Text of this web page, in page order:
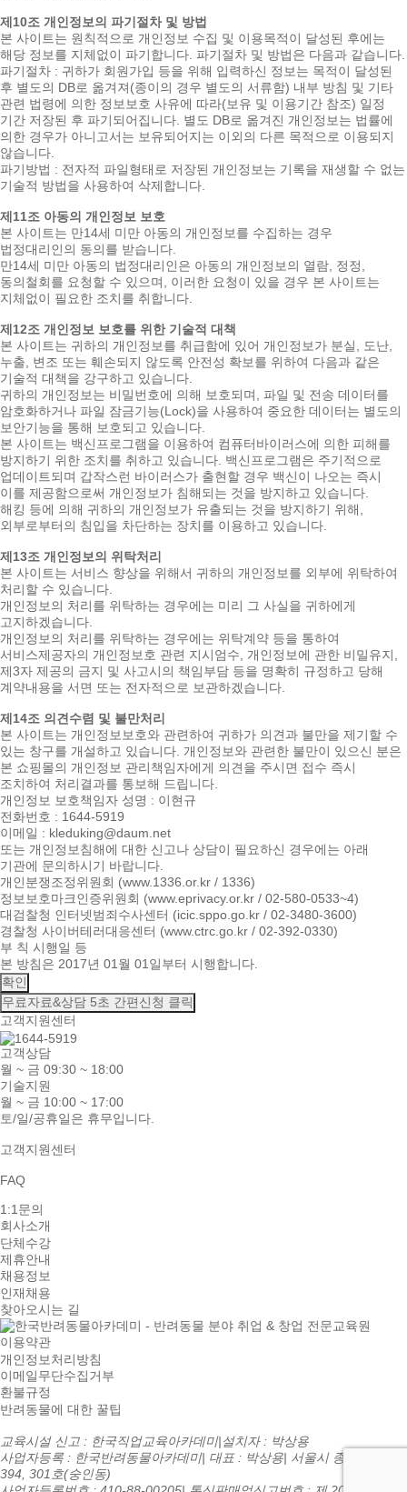
제10조 개인정보의 파기절차 및 방법
본 사이트는 원칙적으로 개인정보 수집 및 이용목적이 달성된 후에는
해당 정보를 지체없이 파기합니다. 파기절차 및 방법은 다음과 같습니다.
파기절차 : 귀하가 회원가입 등을 위해 입력하신 정보는 목적이 달성된
후 별도의 DB로 옮겨져(종이의 경우 별도의 서류함) 내부 방침 및 기타
관련 법령에 의한 정보보호 사유에 따라(보유 및 이용기간 참조) 일정
기간 저장된 후 파기되어집니다. 별도 DB로 옮겨진 개인정보는 법률에
의한 경우가 아니고서는 보유되어지는 이외의 다른 목적으로 이용되지
않습니다.
파기방법 : 전자적 파일형태로 저장된 개인정보는 기록을 재생할 수 없는
기술적 방법을 사용하여 삭제합니다.
제11조 아동의 개인정보 보호
본 사이트는 만14세 미만 아동의 개인정보를 수집하는 경우
법정대리인의 동의를 받습니다.
만14세 미만 아동의 법정대리인은 아동의 개인정보의 열람, 정정,
동의철회를 요청할 수 있으며, 이러한 요청이 있을 경우 본 사이트는
지체없이 필요한 조치를 취합니다.
제12조 개인정보 보호를 위한 기술적 대책
본 사이트는 귀하의 개인정보를 취급함에 있어 개인정보가 분실, 도난,
누출, 변조 또는 훼손되지 않도록 안전성 확보를 위하여 다음과 같은
기술적 대책을 강구하고 있습니다.
귀하의 개인정보는 비밀번호에 의해 보호되며, 파일 및 전송 데이터를
암호화하거나 파일 잠금기능(Lock)을 사용하여 중요한 데이터는 별도의
보안기능을 통해 보호되고 있습니다.
본 사이트는 백신프로그램을 이용하여 컴퓨터바이러스에 의한 피해를
방지하기 위한 조치를 취하고 있습니다. 백신프로그램은 주기적으로
업데이트되며 갑작스런 바이러스가 출현할 경우 백신이 나오는 즉시
이를 제공함으로써 개인정보가 침해되는 것을 방지하고 있습니다.
해킹 등에 의해 귀하의 개인정보가 유출되는 것을 방지하기 위해,
외부로부터의 침입을 차단하는 장치를 이용하고 있습니다.
제13조 개인정보의 위탁처리
본 사이트는 서비스 향상을 위해서 귀하의 개인정보를 외부에 위탁하여
처리할 수 있습니다.
개인정보의 처리를 위탁하는 경우에는 미리 그 사실을 귀하에게
고지하겠습니다.
개인정보의 처리를 위탁하는 경우에는 위탁계약 등을 통하여
서비스제공자의 개인정보호 관련 지시엄수, 개인정보에 관한 비밀유지,
제3자 제공의 금지 및 사고시의 책임부담 등을 명확히 규정하고 당해
계약내용을 서면 또는 전자적으로 보관하겠습니다.
제14조 의견수렴 및 불만처리
본 사이트는 개인정보보호와 관련하여 귀하가 의견과 불만을 제기할 수
있는 창구를 개설하고 있습니다. 개인정보와 관련한 불만이 있으신 분은
본 쇼핑몰의 개인정보 관리책임자에게 의견을 주시면 접수 즉시
조치하여 처리결과를 통보해 드립니다.
개인정보 보호책임자 성명 : 이현규
전화번호 : 1644-5919
이메일 : kleduking@daum.net
또는 개인정보침해에 대한 신고나 상담이 필요하신 경우에는 아래
기관에 문의하시기 바랍니다.
개인분쟁조정위원회 (www.1336.or.kr / 1336)
정보보호마크인증위원회 (www.eprivacy.or.kr / 02-580-0533~4)
대검찰청 인터넷범죄수사센터 (icic.sppo.go.kr / 02-3480-3600)
경찰청 사이버테러대응센터 (www.ctrc.go.kr / 02-392-0330)
부 칙 시행일 등
본 방침은 2017년 01월 01일부터 시행합니다.
확인
무료자료&상담 5초 간편신청 클릭
고객지원센터
고객상담
월 ~ 금 09:30 ~ 18:00
기술지원
월 ~ 금 10:00 ~ 17:00
토/일/공휴일은 휴무입니다.
고객지원센터
FAQ
1:1문의
회사소개
단체수강
제휴안내
채용정보
인재채용
찾아오시는 길
이용약관
개인정보처리방침
이메일무단수집거부
환불규정
반려동물에 대한 꿀팁
교육시설 신고 : 한국직업교육아카데미|설치자 : 박상용
사업자등록 : 한국반려동물아카데미| 대표 : 박상용| 서울시 종로구 종로
394, 301호(숭인동)